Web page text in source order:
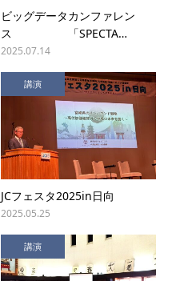
ビッグデータカンファレン
ス 「SPECTA…
2025.07.14
講演
JCフェスタ2025in日向
2025.05.25
講演